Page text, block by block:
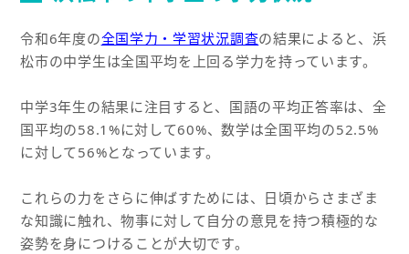
令和6年度の全国学力・学習状況調査の結果によると、浜
松市の中学生は全国平均を上回る学力を持っています。
中学3年生の結果に注目すると、国語の平均正答率は、全
国平均の58.1%に対して60%、数学は全国平均の52.5%
に対して56%となっています。
これらの力をさらに伸ばすためには、日頃からさまざま
な知識に触れ、物事に対して自分の意見を持つ積極的な
姿勢を身につけることが大切です。